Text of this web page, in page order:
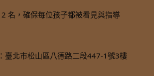
名，確保每位孩子都被看見與指導
臺北市松山區八德路二段447-1號3樓